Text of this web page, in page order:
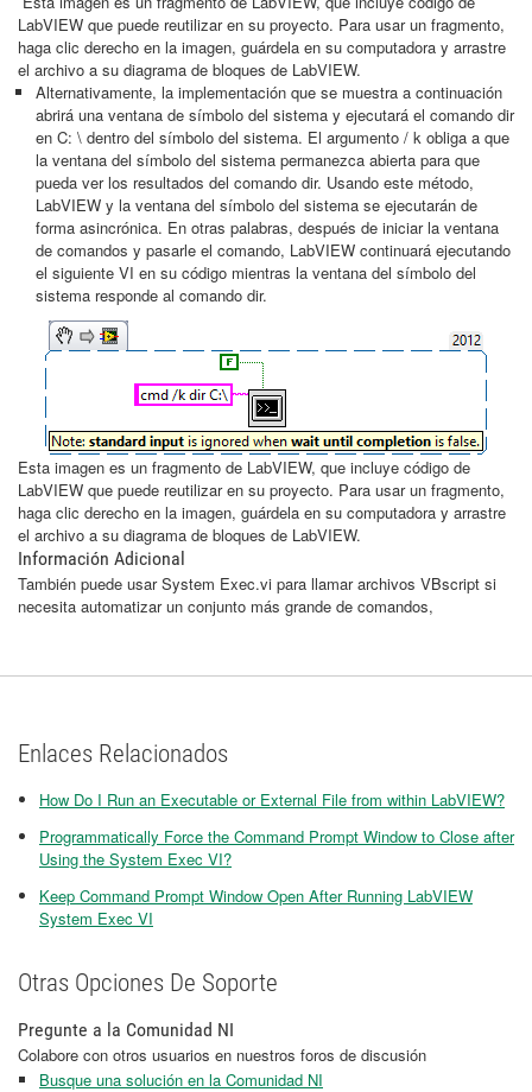
LabVIEW que puede reutilizar en su proyecto. Para usar un fragmento,
haga clic derecho en la imagen, guárdela en su computadora y arrastre
el archivo a su diagrama de bloques de LabVIEW.
Alternativamente, la implementación que se muestra a continuación
abrirá una ventana de símbolo del sistema y ejecutará el comando dir
en C: \ dentro del símbolo del sistema. El argumento / k obliga a que
la ventana del símbolo del sistema permanezca abierta para que
pueda ver los resultados del comando dir. Usando este método,
LabVIEW y la ventana del símbolo del sistema se ejecutarán de
forma asincrónica. En otras palabras, después de iniciar la ventana
de comandos y pasarle el comando, LabVIEW continuará ejecutando
el siguiente VI en su código mientras la ventana del símbolo del
sistema responde al comando dir.
Esta imagen es un fragmento de LabVIEW, que incluye código de
LabVIEW que puede reutilizar en su proyecto. Para usar un fragmento,
haga clic derecho en la imagen, guárdela en su computadora y arrastre
el archivo a su diagrama de bloques de LabVIEW.
Información Adicional
También puede usar System Exec.vi para llamar archivos VBscript si
necesita automatizar un conjunto más grande de comandos,
Enlaces Relacionados
How Do I Run an Executable or External File from within LabVIEW?
Programmatically Force the Command Prompt Window to Close after
Using the System Exec VI?
Keep Command Prompt Window Open After Running LabVIEW
System Exec VI
Otras Opciones De Soporte
Pregunte a la Comunidad NI
Colabore con otros usuarios en nuestros foros de discusión
Busque una solución en la Comunidad NI